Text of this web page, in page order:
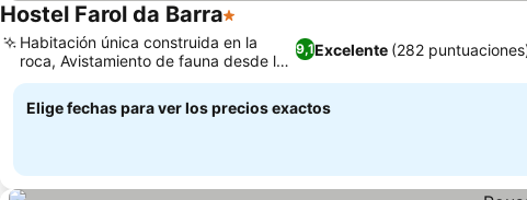
Hostel Farol da Barra1 Estrellas
9,1Excelente (282
Habitación única construida en la
roca, Avistamiento de fauna desde la
terraza
Elige fechas para ver los precios exactos